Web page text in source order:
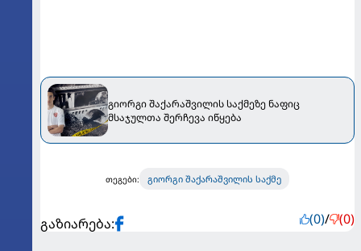
გიორგი შაქარაშვილის საქმეზე ნაფიც
მსაჯულთა შერჩევა იწყება
თეგები: გიორგი შაქარაშვილის საქმე
გაზიარება: (0)/ (0)